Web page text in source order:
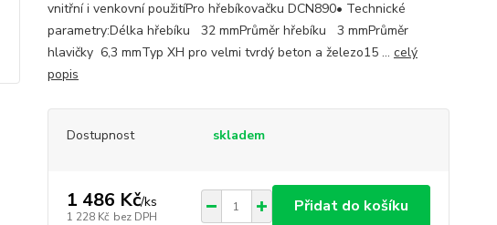
vnitřní i venkovní použitíPro hřebíkovačku DCN890• Technické
parametry:Délka hřebíku 32 mmPrůměr hřebíku 3 mmPrůměr
hlavičky 6,3 mmTyp XH pro velmi tvrdý beton a železo15 ... celý
popis
Dostupnost skladem
1 486 Kč/ks
1 228 Kč bez DPH
Přidat do košíku